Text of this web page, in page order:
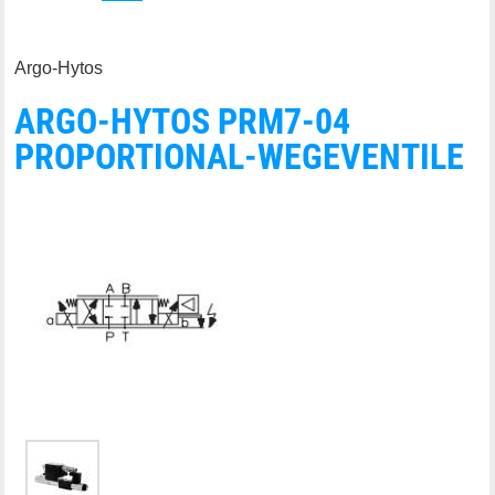
Argo-Hytos
ARGO-HYTOS PRM7-04
PROPORTIONAL-WEGEVENTILE